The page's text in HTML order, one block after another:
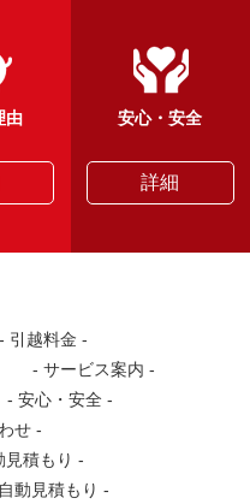
由 安心・安全
詳細
引越料金
サービス案内
安心・安全
せ
積もり
動見積もり